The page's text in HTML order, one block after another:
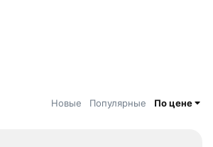
Новые Популярные По цене